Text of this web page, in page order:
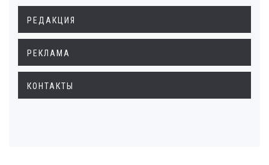
РЕДАКЦИЯ
РЕКЛАМА
КОНТАКТЫ